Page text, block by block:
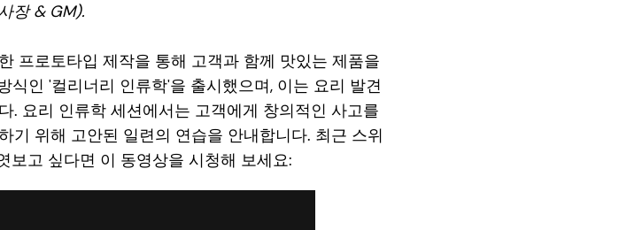
장 & GM).
프로토타입 제작을 통해 고객과 함께 맛있는 제품을
인 '컬리너리 인류학'을 출시했으며, 이는 요리 발견
. 요리 인류학 세션에서는 고객에게 창의적인 사고를
기 위해 고안된 일련의 연습을 안내합니다. 최근 스위
보고 싶다면 이 동영상을 시청해 보세요: